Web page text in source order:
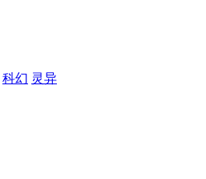
科幻 灵异